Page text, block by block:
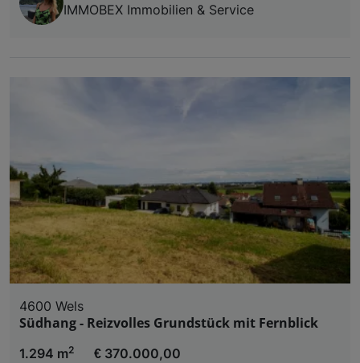
IMMOBEX Immobilien & Service
4600 Wels
Südhang - Reizvolles Grundstück mit Fernblick
1.294 m2
€ 370.000,00